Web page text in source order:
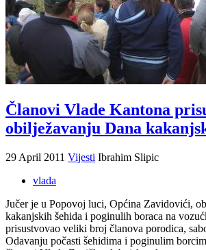
Članovi Vlade Kantona
obilježavanju Dana
29 April 2011 Vijesti Ibrahim Slipic
vlada
Jučer je u Popovoj luci, Općina Zavidovići,
kakanjskih šehida i poginulih boraca na
prisustvovao veliki broj članova porodica,
Odavanju počasti šehidima i poginulim